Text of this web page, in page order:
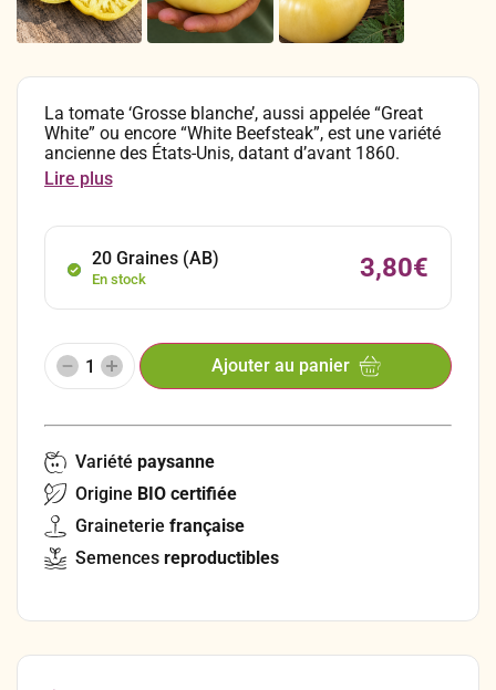
La tomate ‘Grosse blanche’, aussi appelée “Great
White” ou encore “White Beefsteak”, est une variété
ancienne des États-Unis, datant d’avant 1860.
Originaire des anciennes sélections potagères
américaines, elle est appréciée pour sa vigueur et sa
forme de gros fruits de type chair de bœuf, de 200-
250 g en moyenne, légèrement aplatis, réunis en
grappes de 4 à 6. Leur robe passe du vert au jaune à
Lire plus
20 Graines (AB)
En stock 3,80€
Ajouter au panier
Variété paysanne
Origine BIO certifiée
Graineterie française
Semences reproductibles